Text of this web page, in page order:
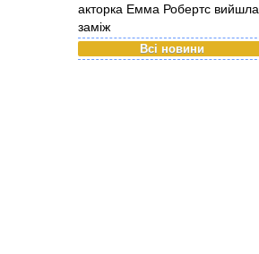
акторка Емма Робертс вийшла
заміж
Всі новини